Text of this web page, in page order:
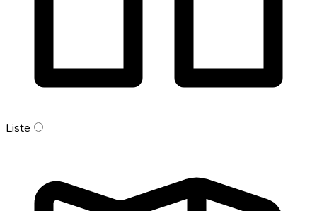
Liste